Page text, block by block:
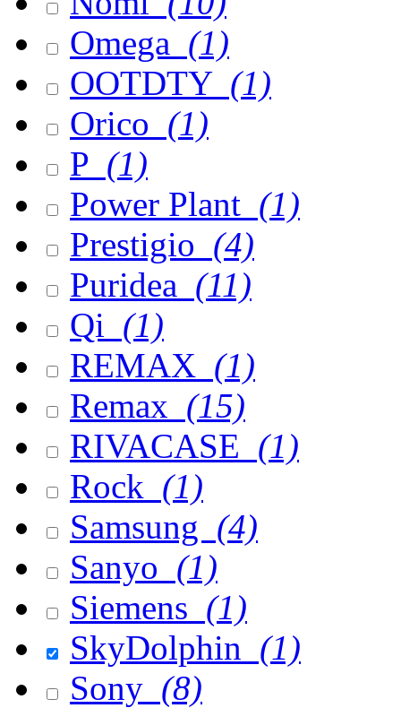
Omega (1)
OOTDTY (1)
Orico (1)
P (1)
Power Plant (1)
Prestigio (4)
Puridea (11)
Qi (1)
REMAX (1)
Remax (15)
RIVACASE (1)
Rock (1)
Samsung (4)
Sanyo (1)
Siemens (1)
SkyDolphin (1)
Sony (8)